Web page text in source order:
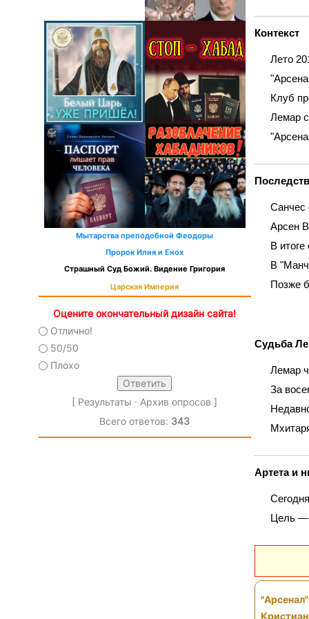
Мытарства преподобной Феодоры
Пророк Илия и Енох
Страшный Суд Божий. Видение Григория
Царская Империя
Оцените окончательный дизайн сайта!
Отлично!
50/50
Плохо
[ Результаты · Архив опросов ]
Всего ответов: 343
Контекст
Лето
Клуб
Лемар
Санчес
Арсен
В
В
Позже
Судьба
Лемар
За
Артета и
Цель —